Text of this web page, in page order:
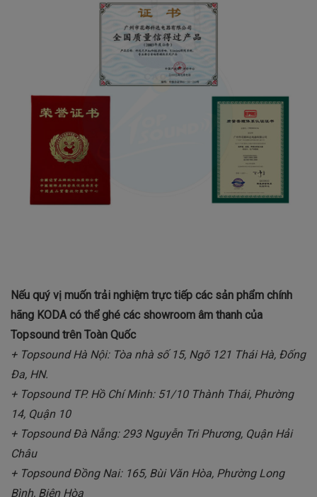
Nếu quý vị muốn trải nghiệm trực tiếp các sản phẩm chính
hãng KODA có thể ghé các showroom âm thanh của
Topsound trên Toàn Quốc
+ Topsound Hà Nội: Tòa nhà số 15, Ngõ 121 Thái Hà, Đống
Đa, HN.
+ Topsound TP. Hồ Chí Minh: 51/10 Thành Thái, Phường
14, Quận 10
+ Topsound Đà Nẵng: 293 Nguyễn Tri Phương, Quận Hải
Châu
+ Topsound Đồng Nai: 165, Bùi Văn Hòa, Phường Long
Bình, Biên Hòa